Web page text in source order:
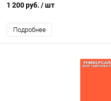
1 200 руб. / шт
Подробнее